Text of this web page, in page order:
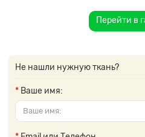
Перейти в
Не нашли нужную ткань?
Ваше имя: